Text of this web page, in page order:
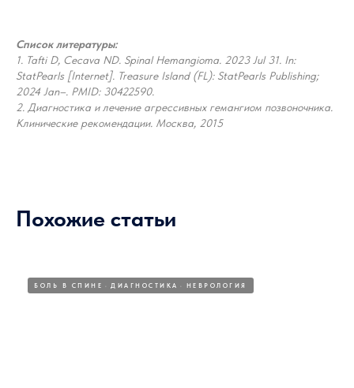
Список литературы:
1. Tafti D, Cecava ND. Spinal Hemangioma. 2023 Jul 31. In:
StatPearls [Internet]. Treasure Island (FL): StatPearls Publishing;
2024 Jan–. PMID: 30422590.
2. Диагностика и лечение агрессивных гемангиом позвоночника.
Клинические рекомендации. Москва, 2015
Похожие статьи
БОЛЬ В СПИНЕ ДИАГНОСТИКА НЕВРОЛОГИЯ